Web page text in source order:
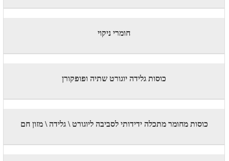
חומרי ניקוי
כוסות גלידה יוגורט שתיה ופופקורן
כוסות מחומר מתכלה ידידותי לסביבה ליוגורט \ גלידה \ מזון חם